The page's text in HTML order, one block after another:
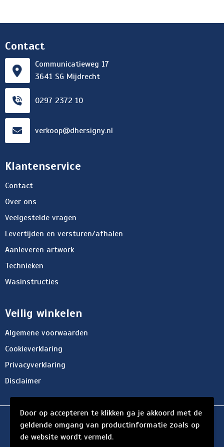
Contact
Communicatieweg 17
3641 SG Mijdrecht
0297 2372 10
verkoop@dhersigny.nl
Klantenservice
Contact
Over ons
Veelgestelde vragen
Levertijden en versturen/afhalen
Aanleveren artwork
Technieken
Wasinstructies
Veilig winkelen
Algemene voorwaarden
Cookieverklaring
Privacyverklaring
Disclaimer
© Copyright d'Hersigny 2024
Door op accepteren te klikken ga je akkoord met de
geldende omgang van productinformatie zoals op
de website wordt vermeld.